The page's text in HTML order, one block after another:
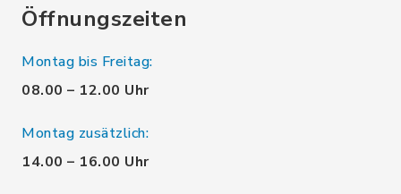
Öffnungszeiten
Montag bis Freitag:
08.00 – 12.00 Uhr
Montag zusätzlich:
14.00 – 16.00 Uhr